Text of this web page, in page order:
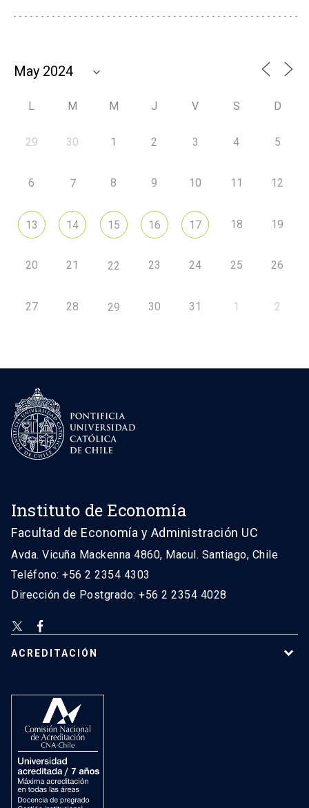
L M M J V S D
29 30 1 2 3 4 5
6 7 8 9 10 11 12
13 14 15 16 17 18 19
20 21 22 23 24 25 26
27 28 29 30 31 1 2
Instituto de Economía
Facultad de Economía y Administración UC
Avda. Vicuña Mackenna 4860, Macul. Santiago, Chile
Teléfono: +56 2 2354 4303
Dirección de Postgrado: +56 2 2354 4028
ACREDITACIÓN